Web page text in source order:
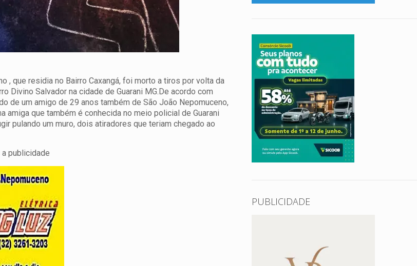
, que residia no Bairro Caxangá, foi morto a tiros por volta da
Divino Salvador na cidade de Guarani MG.De acordo com
de um amigo de 29 anos também de São João Nepomuceno,
que também é conhecida no meio policial de Guarani
pulando um muro, dois atiradores que teriam chegado ao
publicidade
PUBLICIDADE